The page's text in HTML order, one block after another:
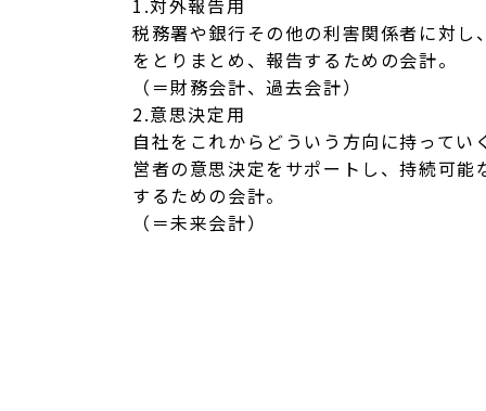
1.対外報告用
税務署や銀行その他の利害関係者に対し
をとりまとめ、報告するための会計。
（＝財務会計、過去会計）
2.意思決定用
自社をこれからどういう方向に持ってい
営者の意思決定をサポートし、持続可能
するための会計。
（＝未来会計）